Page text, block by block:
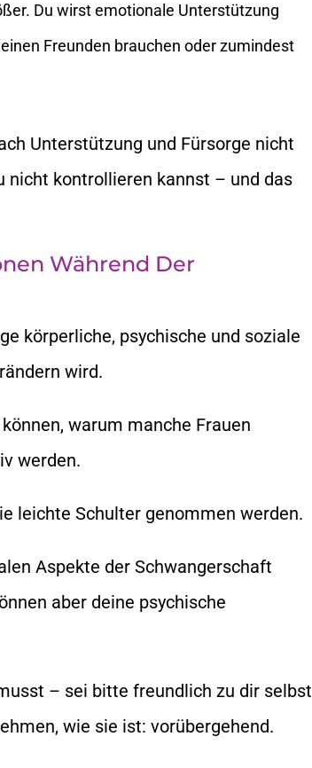
Du wirst emotionale Unterstützung
Freunden brauchen oder zumindest
Unterstützung und Fürsorge nicht
nicht kontrollieren kannst – und das
Während Der
körperliche, psychische und soziale
wird.
warum manche Frauen
werden.
leichte Schulter genommen werden.
Aspekte der Schwangerschaft
aber deine psychische
– sei bitte freundlich zu dir selbst
wie sie ist: vorübergehend.